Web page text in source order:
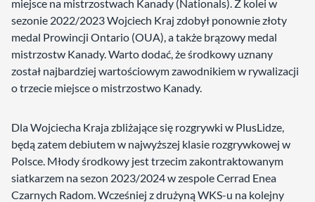
miejsce na mistrzostwach Kanady (Nationals). Z kolei w
sezonie 2022/2023 Wojciech Kraj zdobył ponownie złoty
medal Prowincji Ontario (OUA), a także brązowy medal
mistrzostw Kanady. Warto dodać, że środkowy uznany
został najbardziej wartościowym zawodnikiem w rywalizacji
o trzecie miejsce o mistrzostwo Kanady.
Dla Wojciecha Kraja zbliżające się rozgrywki w PlusLidze,
będą zatem debiutem w najwyższej klasie rozgrywkowej w
Polsce. Młody środkowy jest trzecim zakontraktowanym
siatkarzem na sezon 2023/2024 w zespole Cerrad Enea
Czarnych Radom. Wcześniej z drużyną WKS-u na kolejny